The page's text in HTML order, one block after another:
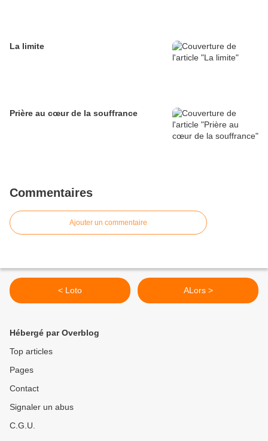
La limite
Prière au cœur de la souffrance
Commentaires
Ajouter un commentaire
< Loto ALors >
Hébergé par Overblog
Top articles
Pages
Contact
Signaler un abus
C.G.U.